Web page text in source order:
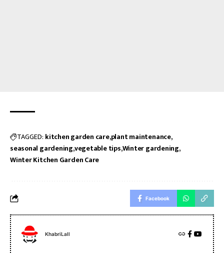
TAGGED: kitchen garden careplant maintenance
seasonal gardeningvegetable tipsWinter gardening
Winter Kitchen Garden Care
Facebook
KhabriLall